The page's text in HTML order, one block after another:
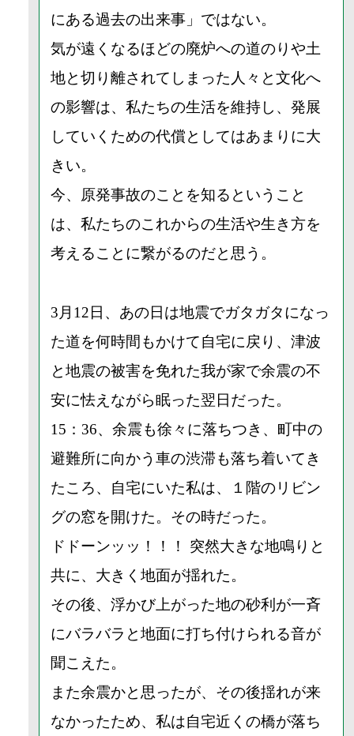
にある過去の出来事」ではない。
気が遠くなるほどの廃炉への道のりや土
地と切り離されてしまった人々と文化へ
の影響は、私たちの生活を維持し、発展
していくための代償としてはあまりに大
きい。
今、原発事故のことを知るということ
は、私たちのこれからの生活や生き方を
考えることに繋がるのだと思う。
3月12日、あの日は地震でガタガタになっ
た道を何時間もかけて自宅に戻り、津波
と地震の被害を免れた我が家で余震の不
安に怯えながら眠った翌日だった。
15：36、余震も徐々に落ちつき、町中の
避難所に向かう車の渋滞も落ち着いてき
たころ、自宅にいた私は、１階のリビン
グの窓を開けた。その時だった。
ドドーンッッ！！！ 突然大きな地鳴りと
共に、大きく地面が揺れた。
その後、浮かび上がった地の砂利が一斉
にバラバラと地面に打ち付けられる音が
聞こえた。
また余震かと思ったが、その後揺れが来
なかったため、私は自宅近くの橋が落ち